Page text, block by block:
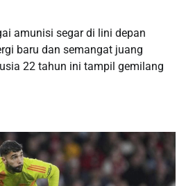
amunisi segar di lini depan
baru dan semangat juang
22 tahun ini tampil gemilang